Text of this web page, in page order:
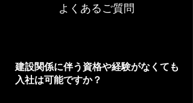
​よくあるご質問
​建設関係に伴う資格や経験がなくても
入社は可能ですか？